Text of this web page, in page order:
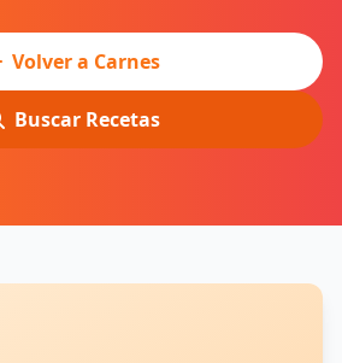
Volver a Carnes
Buscar Recetas